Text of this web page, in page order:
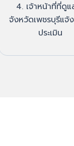
4. เจ้าหน้าที่ที่ดูแ
จังหวัดเพชรบุรีแจ้
ประเมิน